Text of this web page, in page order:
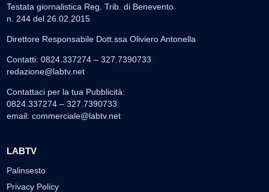
Testata giornalistica Reg. Trib. di Benevento
n. 244 del 26.02.2015
Direttore Responsabile Dott.ssa Oliviero Antonella
Contatti: 0824.337274 – 327.7390733
redazione@labtv.net
Contattaci per la tua Pubblicità:
0824.337274 – 327.7390733
email: commerciale@labtv.net
LABTV
Palinsesto
Privacy Policy